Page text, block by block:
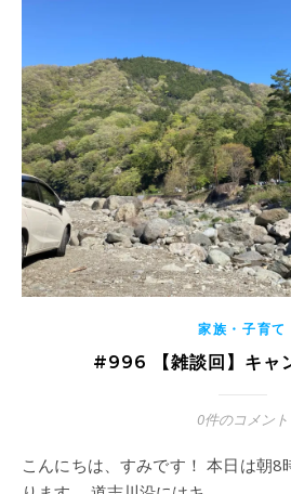
家族・子育て
#996 【雑談回】キャ
0件のコメント
こんにちは、すみです！ 本日は朝8時からキャンプに来てお